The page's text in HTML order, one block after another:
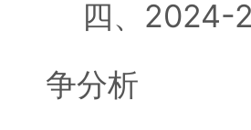
四、2024-
争分析